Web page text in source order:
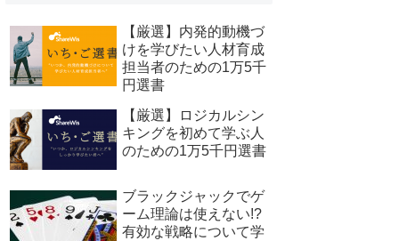
【厳選】内発的動機づ
けを学びたい人材育成
担当者のための1万5千
円選書
【厳選】ロジカルシン
キングを初めて学ぶ人
のための1万5千円選書
ブラックジャックでゲ
ーム理論は使えない!?
有効な戦略について学